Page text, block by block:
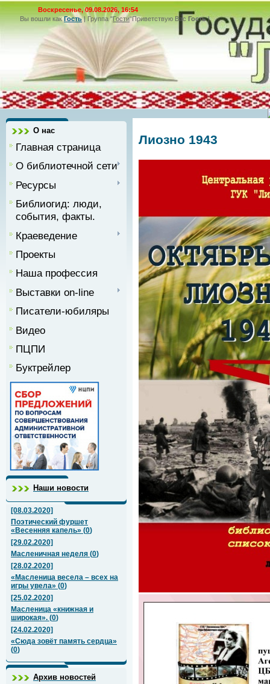
Воскресенье, 09.08.2026, 16:54
Вы вошли как Гость|Группа"Гости"Приветствую Вас Гость|
О нас
Главная страница
О библиотечной сети
Ресурсы
Библиогид: люди,
события, факты.
Краеведение
Проекты
Наша профессия
Выставки on-line
Писатели-юбиляры
Видео
ПЦПИ
Буктрейлер
Наши новости
[08.03.2020]
Поэтический фуршет
«Весенняя капель» (0)
[29.02.2020]
Масленичная неделя (0)
[28.02.2020]
«Масленица весела – всех на
игры увела» (0)
[25.02.2020]
Масленица «книжная и
широкая». (0)
[24.02.2020]
«Сюда зовёт память сердца»
(0)
Архив новостей
Лиозно 1943